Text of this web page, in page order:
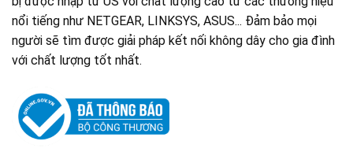
nổi tiếng như NETGEAR, LINKSYS, ASUS... Đảm bảo mọi
người sẽ tìm được giải pháp kết nối không dây cho gia đình
với chất lượng tốt nhất.